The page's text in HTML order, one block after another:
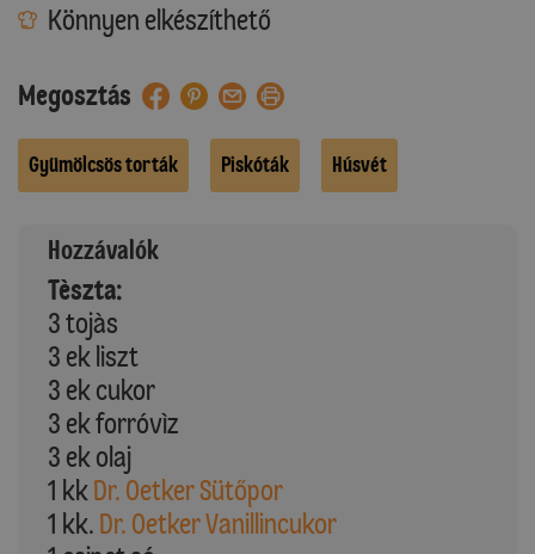
Könnyen elkészíthető
Megosztás
Gyümölcsös torták Piskóták Húsvét
Hozzávalók
Tèszta:
3 tojàs
3 ek liszt
3 ek cukor
3 ek forróvìz
3 ek olaj
1 kk Dr. Oetker Sütőpor
1 kk. Dr. Oetker Vanillincukor